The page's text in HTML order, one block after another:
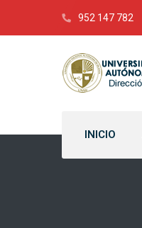
952 147 782
INICIO